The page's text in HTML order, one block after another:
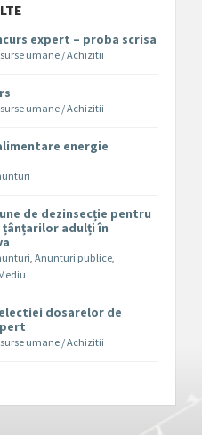
expert – proba scrisa
umane / Achizitii
umane / Achizitii
energie
de dezinsecție pentru
adulți în
,Anunturi publice,
dosarelor de
umane / Achizitii